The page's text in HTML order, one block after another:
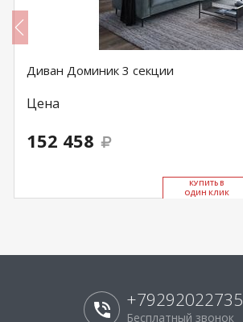
Диван Доминик 3 секции
Цена
152 458
КУ­ПИТЬ В
ОДИН КЛИК
+79292022735
Бесплатный звонок